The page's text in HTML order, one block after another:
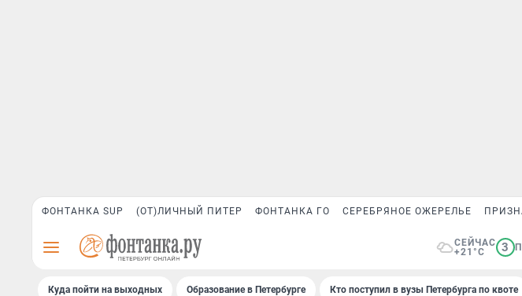
ФОНТАНКА SUP (ОТ)ЛИЧНЫЙ ПИТЕР ФОНТАНКА ГО СЕРЕБРЯНОЕ ОЖЕРЕЛЬЕ
СЕЙЧАС
+21°C
3
Куда пойти на выходных Образование в Петербурге Кто поступил в вузы Петербурга по квоте